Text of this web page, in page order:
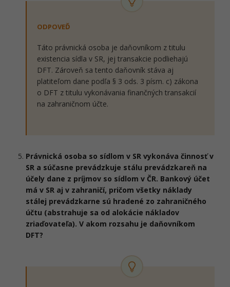
ODPOVEĎ
Táto právnická osoba je daňovníkom z titulu
existencia sídla v SR, jej transakcie podliehajú
DFT. Zároveň sa tento daňovník stáva aj
platiteľom dane podľa § 3 ods. 3 písm. c) zákona
o DFT z titulu vykonávania finančných transakcií
na zahraničnom účte.
Právnická osoba so sídlom v SR vykonáva činnosť v
SR a súčasne prevádzkuje stálu prevádzkareň na
účely dane z príjmov so sídlom v ČR. Bankový účet
má v SR aj v zahraničí, pričom všetky náklady
stálej prevádzkarne sú hradené zo zahraničného
účtu (abstrahuje sa od alokácie nákladov
zriaďovateľa). V akom rozsahu je daňovníkom
DFT?